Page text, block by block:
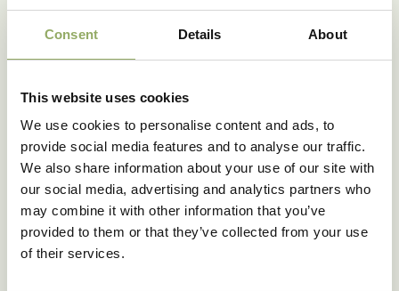
Consent Details About
This website uses cookies
We use cookies to personalise content and ads, to
provide social media features and to analyse our traffic.
We also share information about your use of our site with
our social media, advertising and analytics partners who
may combine it with other information that you’ve
provided to them or that they’ve collected from your use
of their services.
Delen